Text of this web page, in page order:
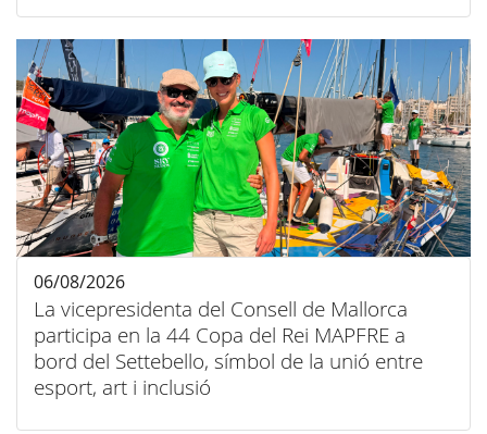
La vicepresidenta del Consell de Mallorca
participa en la 44 Copa del Rei MAPFRE a
bord del Settebello, símbol de la unió entre
esport, art i inclusió
06/08/2026